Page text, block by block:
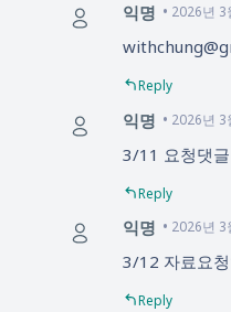
익명 2026년 3
Reply
익명 2026년 3
3/11 요청댓
Reply
익명 2026년 3
3/12 자료요
Reply